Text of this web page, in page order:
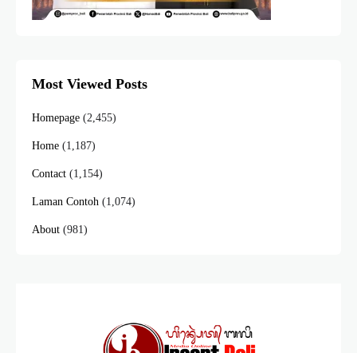
Most Viewed Posts
Homepage (2,455)
Home (1,187)
Contact (1,154)
Laman Contoh (1,074)
About (981)